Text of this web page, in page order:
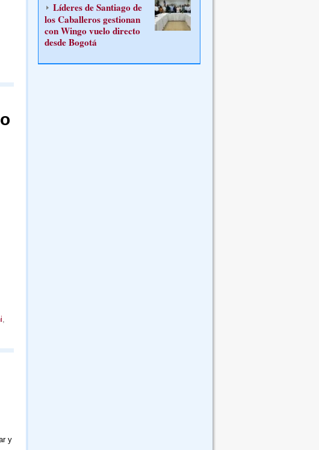
,
y
Líderes de Santiago de
los Caballeros gestionan
con Wingo vuelo directo
desde Bogotá